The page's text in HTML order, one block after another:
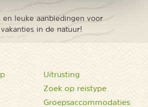
en leuke aanbiedingen voor
in de natuur!
Uitrusting
Zoek op reistype
Groepsaccommodaties